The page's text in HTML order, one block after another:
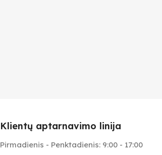
Klientų aptarnavimo linija
Pirmadienis - Penktadienis: 9:00 - 17:00